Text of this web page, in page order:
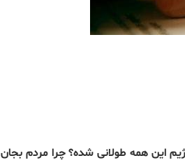
این همه طولانی شده؟ چرا مردم بجان